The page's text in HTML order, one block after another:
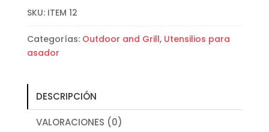
de
5
piezas
SKU: ITEM 12
Categorías: Outdoor and Grill, Utensilios para
asador
DESCRIPCIÓN
VALORACIONES (0)